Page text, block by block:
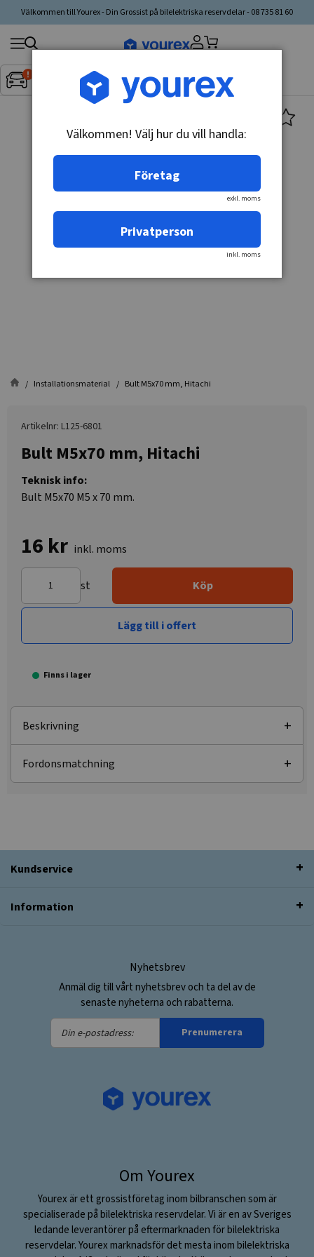
Välkommen till Yourex - Din Grossist på bilelektriska reservdelar - 08 735 81 60
Inget fordon valt▼
Sök
produkt,
tillverkare,
Installationsmaterial Bult M5x70 mm, Hitachi
Artikelnr: L125-6801
Bult M5x70 mm, Hitachi
Teknisk info:
Bult M5x70 M5 x 70 mm.
16 kr inkl. moms
st Köp
Lägg till i offert
Finns i lager
Beskrivning
Fordonsmatchning
Kundservice
Information
Nyhetsbrev
Anmäl dig till vårt nyhetsbrev och ta del av de
senaste nyheterna och rabatterna.
Din
e-
Prenumerera
Om Yourex
Yourex är ett grossistföretag inom bilbranschen som är
specialiserade på bilelektriska reservdelar. Vi är en av Sveriges
ledande leverantörer på eftermarknaden för bilelektriska
reservdelar. Yourex marknadsför det mesta inom bilelektriska
Välkommen! Välj hur du vill handla:
Företag
exkl. moms
Privatperson
inkl. moms